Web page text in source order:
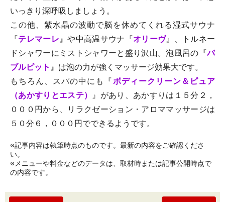
いっきり深呼吸しましょう。
この他、紫水晶の波動で脳を休めてくれる湿式サウナ
『テレマーレ』や中高温サウナ『オリーヴ』、トルネー
ドシャワーにミストシャワーと盛り沢山。泡風呂の『バ
ブルピット 』は泡の力が強くマッサージ効果大です。
もちろん、スパの中にも『ボディークリーン＆ピュア
（あかすりとエステ） 』があり、あかすりは１５分２，
０００円から、リラクゼーション・アロママッサージは
５０分６，０００円でできるようです。
※記事内容は執筆時点のものです。最新の内容をご確認くださ
い。
※メニューや料金などのデータは、取材時または記事公開時点で
の内容です。